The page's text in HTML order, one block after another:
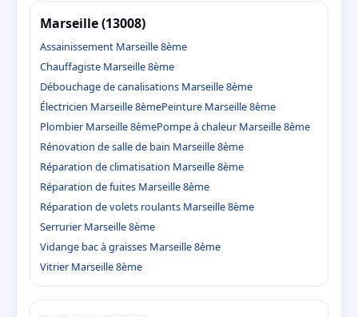
Marseille (13008)
Assainissement Marseille 8ème
Chauffagiste Marseille 8ème
Débouchage de canalisations Marseille 8ème
Électricien Marseille 8èmePeinture Marseille 8ème
Plombier Marseille 8èmePompe à chaleur Marseille 8ème
Rénovation de salle de bain Marseille 8ème
Réparation de climatisation Marseille 8ème
Réparation de fuites Marseille 8ème
Réparation de volets roulants Marseille 8ème
Serrurier Marseille 8ème
Vidange bac à graisses Marseille 8ème
Vitrier Marseille 8ème